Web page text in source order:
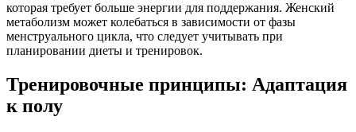
которая требует больше энергии для поддержания. Женский
метаболизм может колебаться в зависимости от фазы
менструального цикла, что следует учитывать при
планировании диеты и тренировок.
Тренировочные принципы: Адаптация
к полу